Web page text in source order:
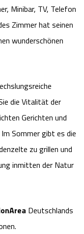
Minibar, TV, Telefon
Zimmer hat seinen
wunderschönen
die Vitalität der
Gerichten und
Sommer gibt es die
zu grillen und
inmitten der Natur
Deutschlands